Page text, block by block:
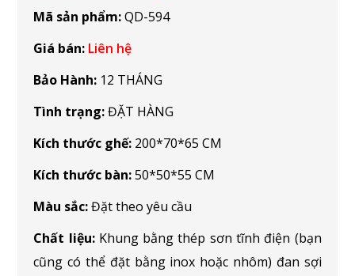
Mã sản phẩm:QD-594
Giá bán: Liên hệ
Bảo Hành: 12 THÁNG
Tình trạng:ĐẶT HÀNG
Kích thước ghế: 200*70*65 CM
Kích thước bàn:50*50*55 CM
Màu sắc:Đặt theo yêu cầu
Chất liệu:Khung bằng thép sơn tĩnh điện (bạn
cũng có thể đặt bằng inox hoặc nhôm) đan sợi